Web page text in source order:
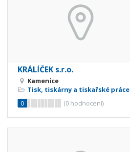
KRÁLÍČEK s.r.o.
Kamenice
Tisk, tiskárny a tiskařské práce
0
(0 hodnocení)